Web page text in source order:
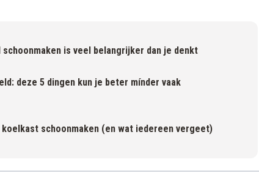
schoonmaken is veel belangrijker dan je denkt
deze 5 dingen kun je beter mínder vaak
koelkast schoonmaken (en wat iedereen vergeet)